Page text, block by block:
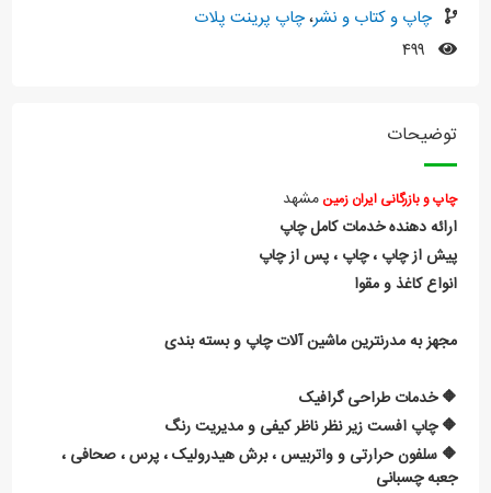
چاپ و کتاب و نشر،چاپ پرینت پلات
توضیحات
چاپ و بازرگانی ایران زمینمشهد
ارائه دهنده خدمات کامل چاپ
پیش از چاپ ، چاپ ، پس از چاپ
انواع کاغذ و مقوا
مجهز به مدرنترین ماشین آلات چاپ و بسته بندی
🔶 خدمات طراحی گرافیک
🔶 چاپ افست زیر نظر ناظر کیفی و مدیریت رنگ
🔶 سلفون حرارتی و واتربیس ، برش هیدرولیک ، پرس ، صحافی ،
جعبه چسبانی